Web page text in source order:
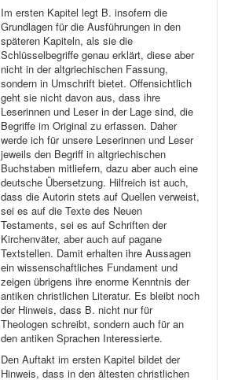
Im ersten Kapitel legt B. insofern die
Grundlagen für die Ausführungen in den
späteren Kapiteln, als sie die
Schlüsselbegriffe genau erklärt, diese aber
nicht in der altgriechischen Fassung,
sondern in Umschrift bietet. Offensichtlich
geht sie nicht davon aus, dass ihre
Leserinnen und Leser in der Lage sind, die
Begriffe im Original zu erfassen. Daher
werde ich für unsere Leserinnen und Leser
jeweils den Begriff in altgriechischen
Buchstaben mitliefern, dazu aber auch eine
deutsche Übersetzung. Hilfreich ist auch,
dass die Autorin stets auf Quellen verweist,
sei es auf die Texte des Neuen
Testaments, sei es auf Schriften der
Kirchenväter, aber auch auf pagane
Textstellen. Damit erhalten ihre Aussagen
ein wissenschaftliches Fundament und
zeigen übrigens ihre enorme Kenntnis der
antiken christlichen Literatur. Es bleibt noch
der Hinweis, dass B. nicht nur für
Theologen schreibt, sondern auch für an
den antiken Sprachen Interessierte.
Den Auftakt im ersten Kapitel bildet der
Hinweis, dass in den ältesten christlichen